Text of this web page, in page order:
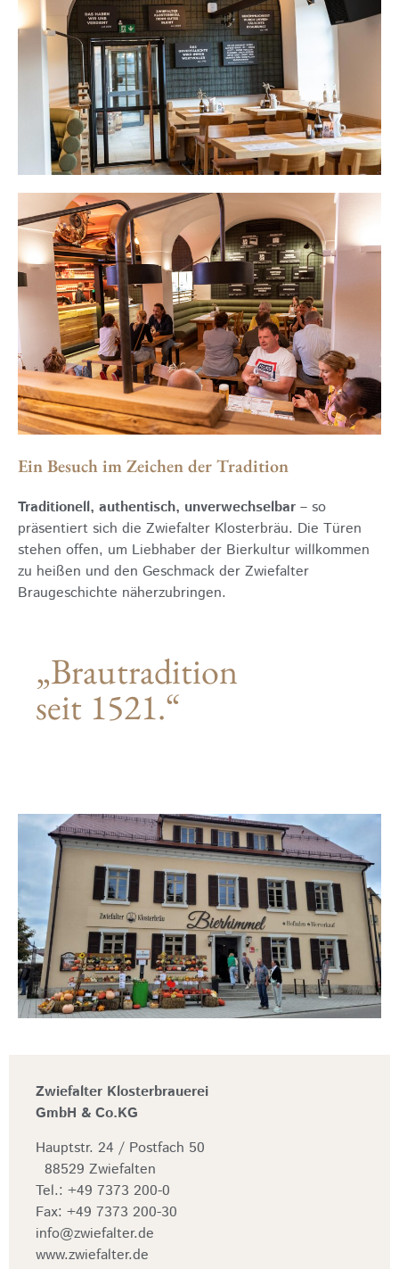
Ein Besuch im Zeichen der Tradition
Traditionell, authentisch, unverwechselbar – so
präsentiert sich die Zwiefalter Klosterbräu. Die Türen
stehen offen, um Liebhaber der Bierkultur willkommen
zu heißen und den Geschmack der Zwiefalter
Braugeschichte näherzubringen.
„Brautradition
seit 1521.“
Zwiefalter Klosterbrauerei
GmbH & Co.KG
Hauptstr. 24 / Postfach 50
88529 Zwiefalten
Tel.: +49 7373 200-0
Fax: +49 7373 200-30
info@zwiefalter.de
www.zwiefalter.de